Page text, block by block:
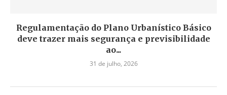
Regulamentação do Plano Urbanístico Básico
deve trazer mais segurança e previsibilidade
ao...
31 de julho, 2026